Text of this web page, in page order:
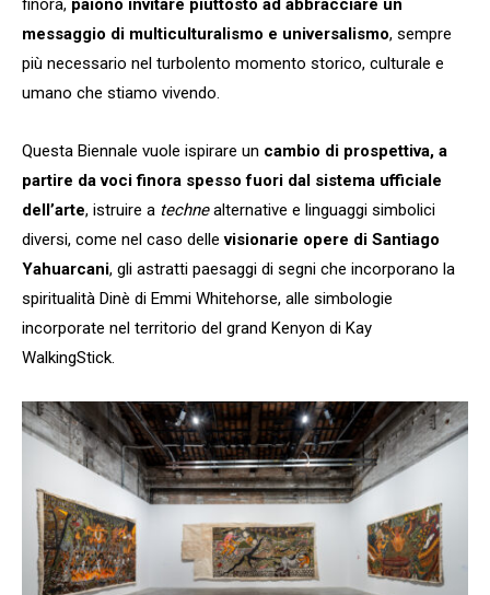
messaggio di multiculturalismo e universalismo, sempre
più necessario nel turbolento momento storico, culturale e
umano che stiamo vivendo.
Questa Biennale vuole ispirare un cambio di prospettiva, a
partire da voci finora spesso fuori dal sistema ufficiale
dell’arte, istruire a technealternative e linguaggi simbolici
diversi, come nel caso dellevisionarie opere di Santiago
Yahuarcani, gli astratti paesaggi di segni che incorporano la
spiritualità Dinè di Emmi Whitehorse, alle simbologie
incorporate nel territorio del grand Kenyon di Kay
WalkingStick.